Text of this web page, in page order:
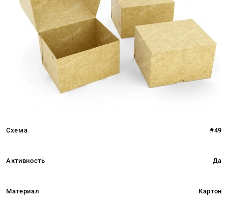
Схема #49
Активность Да
Материал Картон